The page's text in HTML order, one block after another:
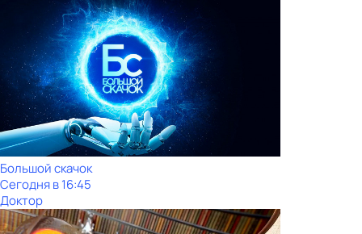
Большой скачок
Сегодня в 16:45
Доктор